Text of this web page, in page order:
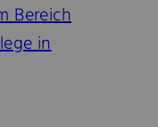
Bereich
in